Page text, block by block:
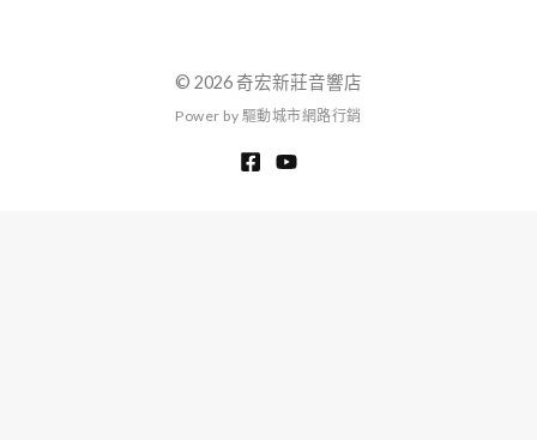
© 2026 奇宏新莊音響店
Power by 驅動城市網路行銷